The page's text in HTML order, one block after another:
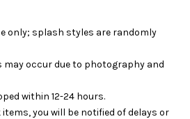
only; splash styles are randomly
occur due to photography and
within 12-24 hours.
you will be notified of delays or